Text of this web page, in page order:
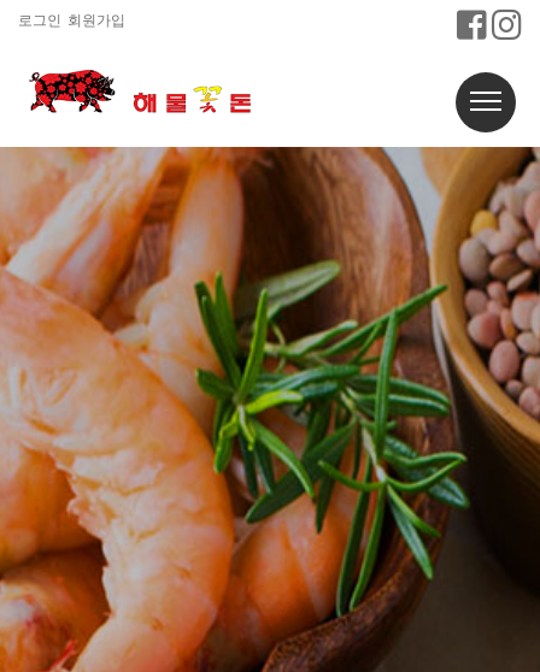
로그인 회원가입